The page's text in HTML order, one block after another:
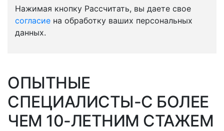
Нажимая кнопку Рассчитать, вы даете свое
согласие на обработку ваших персональных
данных.
ОПЫТНЫЕ
СПЕЦИАЛИСТЫ-С БОЛЕЕ
ЧЕМ 10-ЛЕТНИМ СТАЖЕМ